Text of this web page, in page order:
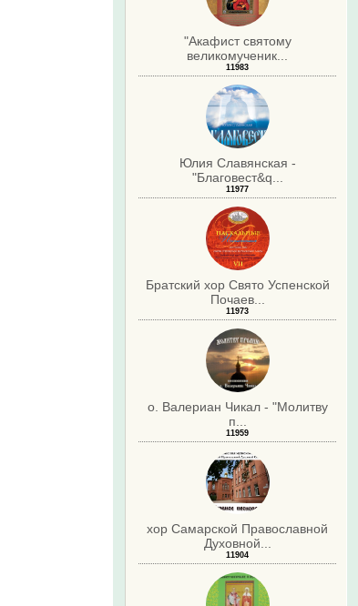
"Акафист святому
великомученик...
11983
Юлия Славянская -
"Благовест&q...
11977
Братский хор Свято Успенской
Почаев...
11973
о. Валериан Чикал - "Молитву
п...
11959
хор Самарской Православной
Духовной...
11904